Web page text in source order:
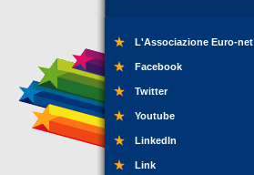
L'Associazione Euro-net
Facebook
Twitter
Youtube
LinkedIn
Link